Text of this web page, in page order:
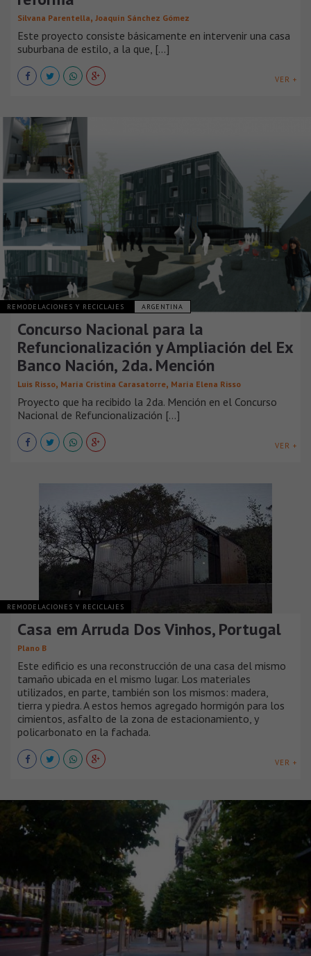
Silvana Parentella, Joaquín Sánchez Gómez
Este proyecto consiste básicamente en intervenir una casa
suburbana de estilo, a la que, [...]
VER +
REMODELACIONES Y RECICLAJES ARGENTINA
Concurso Nacional para la
Refuncionalización y Ampliación del Ex
Banco Nación, 2da. Mención
Luis Risso, María Cristina Carasatorre, María Elena Risso
Proyecto que ha recibido la 2da. Mención en el Concurso
Nacional de Refuncionalización [...]
VER +
REMODELACIONES Y RECICLAJES
Casa em Arruda Dos Vinhos, Portugal
Plano B
Este edificio es una reconstrucción de una casa del mismo
tamaño ubicada en el mismo lugar. Los materiales
utilizados, en parte, también son los mismos: madera,
tierra y piedra. A estos hemos agregado hormigón para los
cimientos, asfalto de la zona de estacionamiento, y
policarbonato en la fachada.
VER +